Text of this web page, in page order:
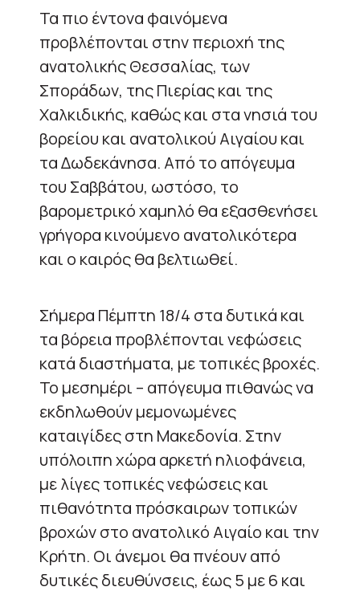
Τα πιο έντονα φαινόμενα
προβλέπονται στην περιοχή της
ανατολικής Θεσσαλίας, των
Σποράδων, της Πιερίας και της
Χαλκιδικής, καθώς και στα νησιά του
βορείου και ανατολικού Αιγαίου και
τα Δωδεκάνησα. Από το απόγευμα
του Σαββάτου, ωστόσο, το
βαρομετρικό χαμηλό θα εξασθενήσει
γρήγορα κινούμενο ανατολικότερα
και ο καιρός θα βελτιωθεί.
Σήμερα Πέμπτη 18/4 στα δυτικά και
τα βόρεια προβλέπονται νεφώσεις
κατά διαστήματα, με τοπικές βροχές.
Το μεσημέρι – απόγευμα πιθανώς να
εκδηλωθούν μεμονωμένες
καταιγίδες στη Μακεδονία. Στην
υπόλοιπη χώρα αρκετή ηλιοφάνεια,
με λίγες τοπικές νεφώσεις και
πιθανότητα πρόσκαιρων τοπικών
βροχών στο ανατολικό Αιγαίο και την
Κρήτη. Οι άνεμοι θα πνέουν από
δυτικές διευθύνσεις, έως 5 με 6 και